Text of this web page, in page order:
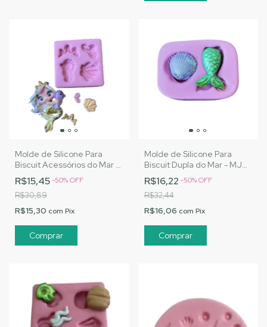
Molde de Silicone Para
Biscuit Acessórios do Mar 2
- MJ Artesanatos |Cód.
1452
R$15,45-50%OFF
R$30,89
R$15,30 com Pix
Molde de Silicone Para
Biscuit Dupla do Mar - MJ
Artesanatos |Cód. 1445
R$16,22 -50%OFF
R$32,44
R$16,06 com Pix